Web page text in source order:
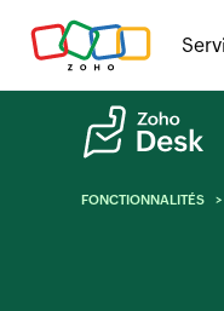
FONCTIONNALITÉS